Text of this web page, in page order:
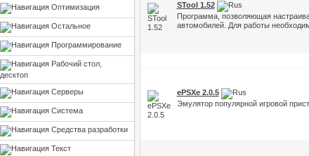
Оптимизация
Остальное
Программирование
Рабочий стол,
десктоп
Серверы
Система
Средства разработки
Текст
STool 1.52
Программа, позволяющая
автомобилей. Для работы
ePSXe 2.0.5
Эмулятор популярной игровой